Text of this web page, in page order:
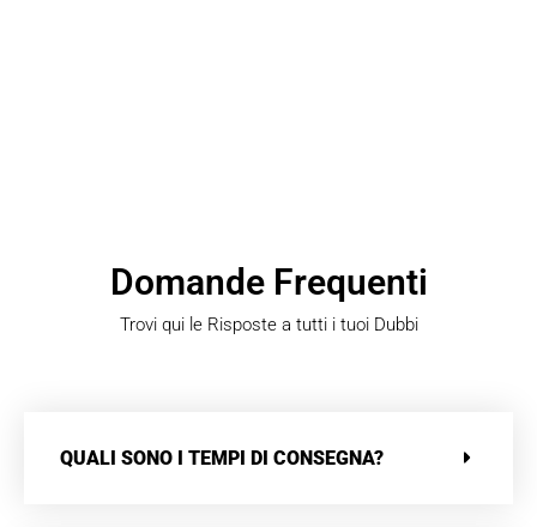
Domande Frequenti
Trovi qui le Risposte a tutti i tuoi Dubbi
QUALI SONO I TEMPI DI CONSEGNA?